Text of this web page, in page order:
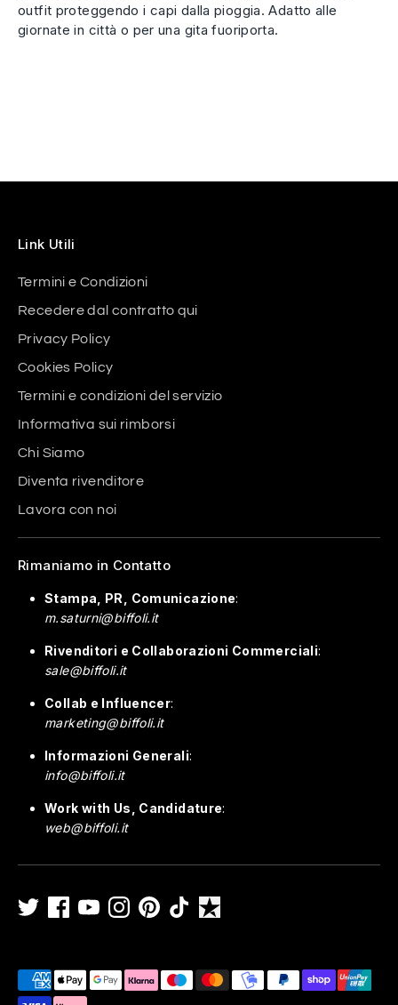
outfit proteggendo i capi dalla pioggia. Adatto alle
giornate in città o per una gita fuoriporta.
Link Utili
Termini e Condizioni
Recedere dal contratto qui
Privacy Policy
Cookies Policy
Termini e condizioni del servizio
Informativa sui rimborsi
Chi Siamo
Diventa rivenditore
Lavora con noi
Rimaniamo in Contatto
Stampa, PR, Comunicazione:
m.saturni@biffoli.it
Rivenditori e Collaborazioni Commerciali:
sale@biffoli.it
Collab e Influencer:
marketing@biffoli.it
Informazioni Generali:
info@biffoli.it
Work with Us, Candidature:
web@biffoli.it
Metodi
di